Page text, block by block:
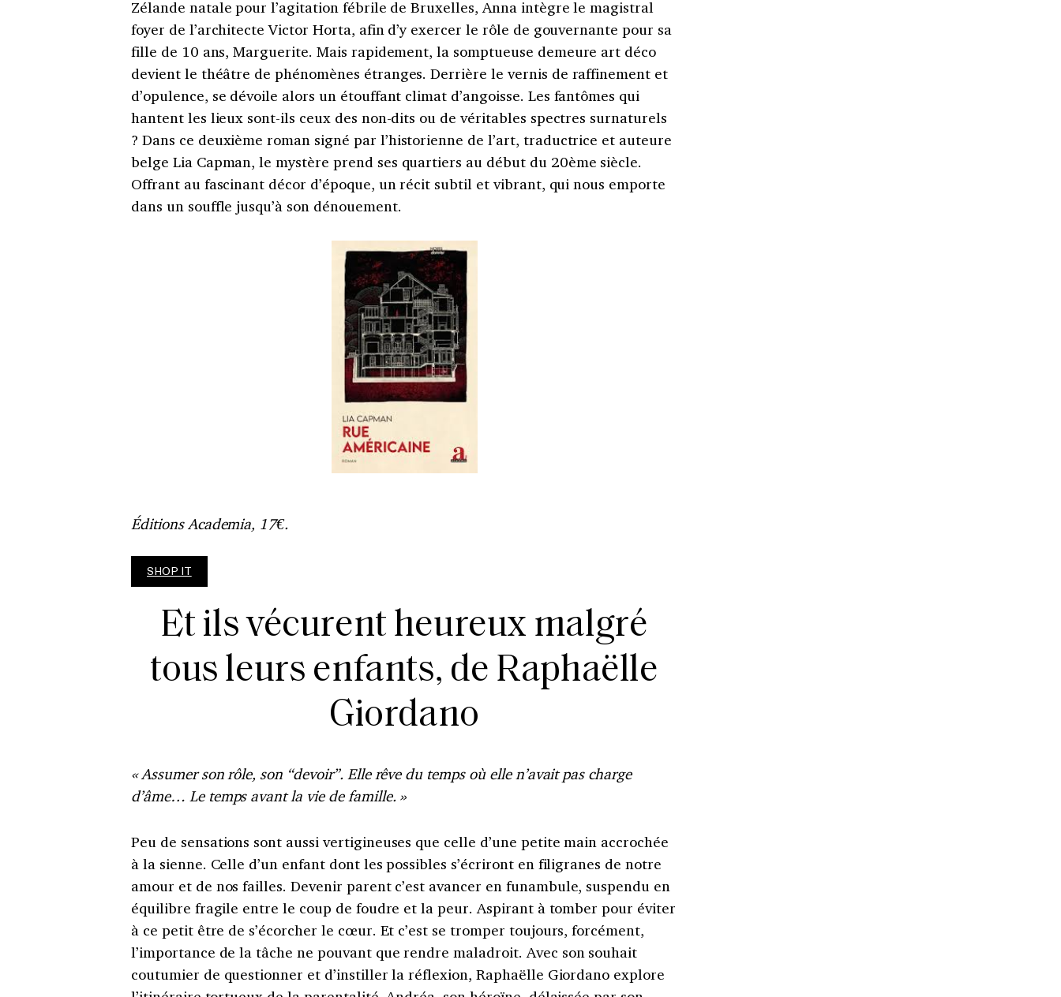
Zélande natale pour l’agitation fébrile de Bruxelles, Anna intègre le magistral
foyer de l’architecte Victor Horta, afin d’y exercer le rôle de gouvernante pour sa
fille de 10 ans, Marguerite. Mais rapidement, la somptueuse demeure art déco
devient le théâtre de phénomènes étranges. Derrière le vernis de raffinement et
d’opulence, se dévoile alors un étouffant climat d’angoisse. Les fantômes qui
hantent les lieux sont-ils ceux des non-dits ou de véritables spectres surnaturels
? Dans ce deuxième roman signé par l’historienne de l’art, traductrice et auteure
belge Lia Capman, le mystère prend ses quartiers au début du 20ème siècle.
Offrant au fascinant décor d’époque, un récit subtil et vibrant, qui nous emporte
dans un souffle jusqu’à son dénouement.
Éditions Academia, 17€.
SHOP IT
Et ils vécurent heureux malgré
tous leurs enfants, de Raphaëlle
Giordano
« Assumer son rôle, son “devoir”. Elle rêve du temps où elle n’avait pas charge
d’âme… Le temps avant la vie de famille. »
Peu de sensations sont aussi vertigineuses que celle d’une petite main accrochée
à la sienne. Celle d’un enfant dont les possibles s’écriront en filigranes de notre
amour et de nos failles. Devenir parent c’est avancer en funambule, suspendu en
équilibre fragile entre le coup de foudre et la peur. Aspirant à tomber pour éviter
à ce petit être de s’écorcher le cœur. Et c’est se tromper toujours, forcément,
l’importance de la tâche ne pouvant que rendre maladroit. Avec son souhait
coutumier de questionner et d’instiller la réflexion, Raphaëlle Giordano explore